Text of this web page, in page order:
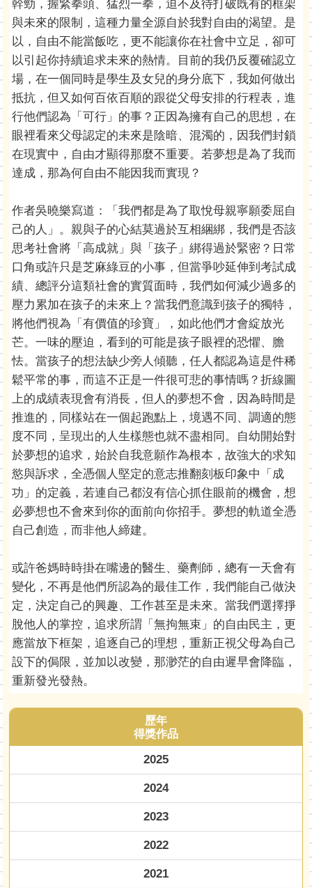
幹勁，握緊拳頭、猛烈一拳，迫不及待打破既有的框架
與未來的限制，這種力量全源自於我對自由的渴望。是
以，自由不能當飯吃，更不能讓你在社會中立足，卻可
以引起你持續追求未來的熱情。目前的我仍反覆確認立
場，在一個同時是學生及女兒的身分底下，我如何做出
抵抗，但又如何百依百順的跟從父母安排的行程表，進
行他們認為「可行」的事？正因為擁有自己的思想，在
眼裡看來父母認定的未來是陰暗、混濁的，因我們封鎖
在現實中，自由才顯得那麼不重要。若夢想是為了我而
達成，那為何自由不能因我而實現？
作者吳曉樂寫道：「我們都是為了取悅母親寧願委屈自
己的人」。親與子的心結莫過於互相綑綁，我們是否該
思考社會將「高成就」與「孩子」綁得過於緊密？日常
口角或許只是芝麻綠豆的小事，但當爭吵延伸到考試成
績、總評分這類社會的實質面時，我們如何減少過多的
壓力累加在孩子的未來上？當我們意識到孩子的獨特，
將他們視為「有價值的珍寶」，如此他們才會綻放光
芒。一味的壓迫，看到的可能是孩子眼裡的恐懼、膽
怯。當孩子的想法缺少旁人傾聽，任人都認為這是件稀
鬆平常的事，而這不正是一件很可悲的事情嗎？折線圖
上的成績表現會有消長，但人的夢想不會，因為時間是
推進的，同樣站在一個起跑點上，境遇不同、調適的態
度不同，呈現出的人生樣態也就不盡相同。自幼開始對
於夢想的追求，始於自我意願作為根本，故強大的求知
慾與訴求，全憑個人堅定的意志推翻刻板印象中「成
功」的定義，若連自己都沒有信心抓住眼前的機會，想
必夢想也不會來到你的面前向你招手。夢想的軌道全憑
自己創造，而非他人締建。
或許爸媽時時掛在嘴邊的醫生、藥劑師，總有一天會有
變化，不再是他們所認為的最佳工作，我們能自己做決
定，決定自己的興趣、工作甚至是未來。當我們選擇掙
脫他人的掌控，追求所謂「無拘無束」的自由民主，更
應當放下框架，追逐自己的理想，重新正視父母為自己
設下的侷限，並加以改變，那渺茫的自由遲早會降臨，
重新發光發熱。
歷年
得獎作品
2025
2024
2023
2022
2021